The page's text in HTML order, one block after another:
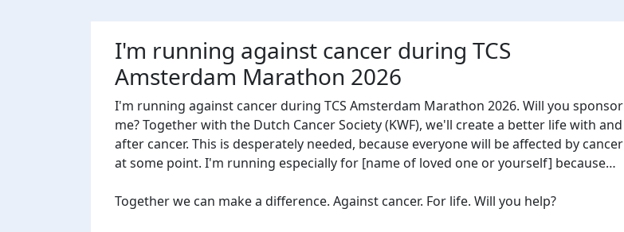
I'm running against cancer during TCS
Amsterdam Marathon 2026
I'm running against cancer during TCS Amsterdam Marathon 2026. Will you sponsor
me? Together with the Dutch Cancer Society (KWF), we'll create a better life with and
after cancer. This is desperately needed, because everyone will be affected by cancer
at some point. I'm running especially for [name of loved one or yourself] because…
Together we can make a difference. Against cancer. For life. Will you help?